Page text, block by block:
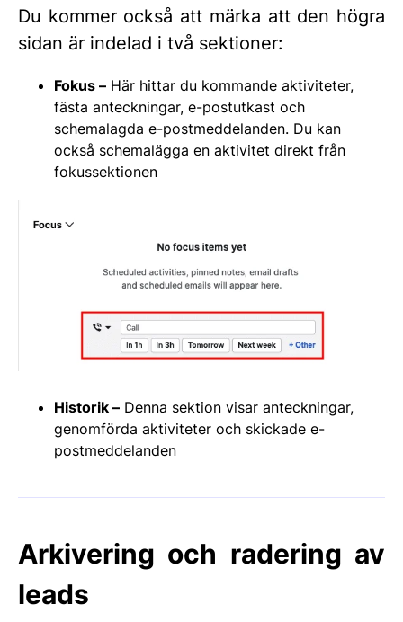
Du kommer också att märka att den högra
sidan är indelad i två sektioner:
Fokus – Här hittar du kommande aktiviteter,
fästa anteckningar, e-postutkast och
schemalagda e-postmeddelanden. Du kan
också schemalägga en aktivitet direkt från
fokussektionen
Historik – Denna sektion visar anteckningar,
genomförda aktiviteter och skickade e-
postmeddelanden
Arkivering och radering av
leads